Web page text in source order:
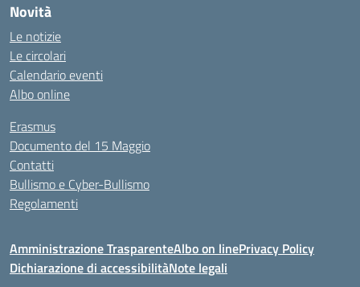
Novità
Le notizie
Le circolari
Calendario eventi
Albo online
Erasmus
Documento del 15 Maggio
Contatti
Bullismo e Cyber-Bullismo
Regolamenti
Amministrazione TrasparenteAlbo on linePrivacy Policy
Dichiarazione di accessibilitàNote legali